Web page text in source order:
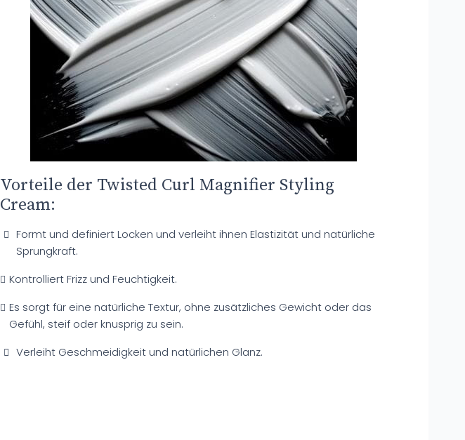
Vorteile der Twisted Curl Magnifier Styling
Cream:
Formt und definiert Locken und verleiht ihnen Elastizität und natürliche
Sprungkraft.
Kontrolliert Frizz und Feuchtigkeit.
Es sorgt für eine natürliche Textur, ohne zusätzliches Gewicht oder das
Gefühl, steif oder knusprig zu sein.
Verleiht Geschmeidigkeit und natürlichen Glanz.